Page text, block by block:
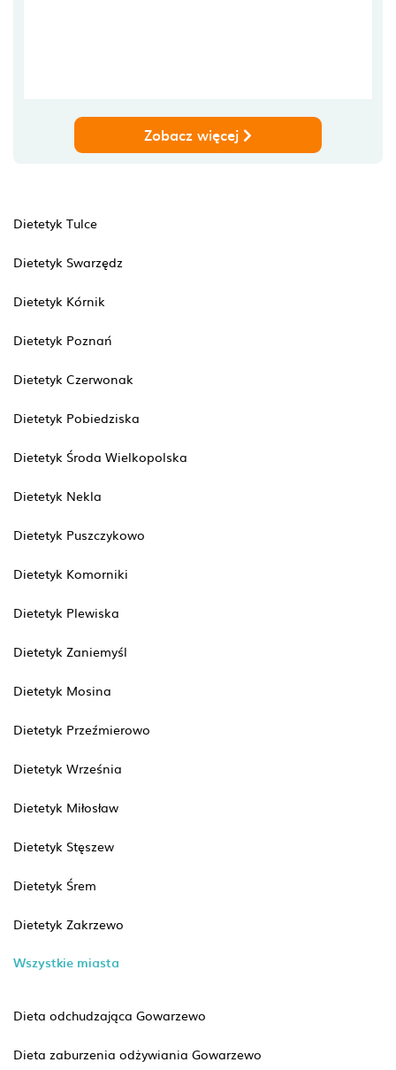
Zobacz więcej
Dietetyk Tulce
Dietetyk Swarzędz
Dietetyk Kórnik
Dietetyk Poznań
Dietetyk Czerwonak
Dietetyk Pobiedziska
Dietetyk Środa Wielkopolska
Dietetyk Nekla
Dietetyk Puszczykowo
Dietetyk Komorniki
Dietetyk Plewiska
Dietetyk Zaniemyśl
Dietetyk Mosina
Dietetyk Przeźmierowo
Dietetyk Września
Dietetyk Miłosław
Dietetyk Stęszew
Dietetyk Śrem
Dietetyk Zakrzewo
Wszystkie miasta
Dieta odchudzająca Gowarzewo
Dieta zaburzenia odżywiania Gowarzewo